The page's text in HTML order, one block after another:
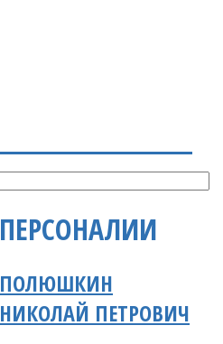
ПЕРСОНАЛИИ
ПОЛЮШКИН
НИКОЛАЙ ПЕТРОВИЧ